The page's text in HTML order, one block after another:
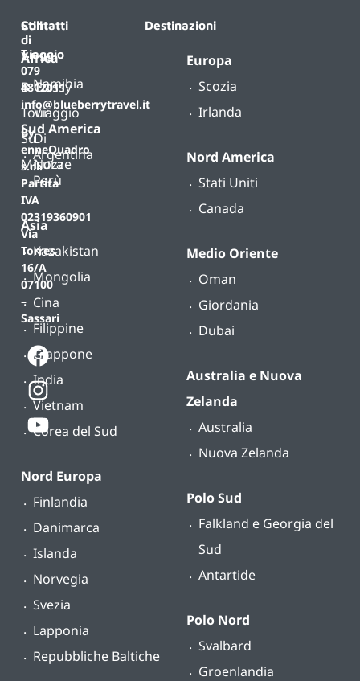
Contatti
T.
079
4812011
info@blueberrytravel.it
By
enneQuadro
s.r.l.
Partita
IVA
02319360901
Via
Torres
16/A
07100
–
Sassari
Destinazioni
Africa
Namibia
Sud America
Argentina
Perù
Asia
Kazakistan
Mongolia
Cina
Filippine
Giappone
India
Vietnam
Corea del Sud
Nord Europa
Finlandia
Danimarca
Islanda
Norvegia
Svezia
Lapponia
Repubbliche Baltiche
Europa
Scozia
Irlanda
Nord America
Stati Uniti
Canada
Medio Oriente
Oman
Giordania
Dubai
Australia e Nuova
Zelanda
Australia
Nuova Zelanda
Polo Sud
Falkland e Georgia del
Sud
Antartide
Polo Nord
Svalbard
Groenlandia
Stili
di
viaggio
B-
Tour
Su
Misura
Classy
Viaggio
Di
Nozze